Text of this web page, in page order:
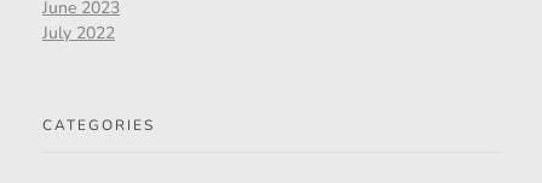
June 2023
July 2022
CATEGORIES